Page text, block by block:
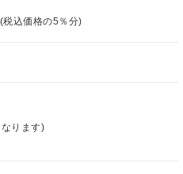
(税込価格の5％分)
ります)